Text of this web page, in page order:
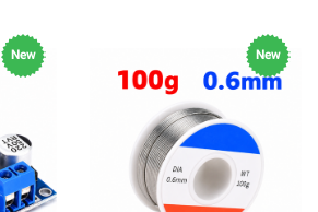
New New